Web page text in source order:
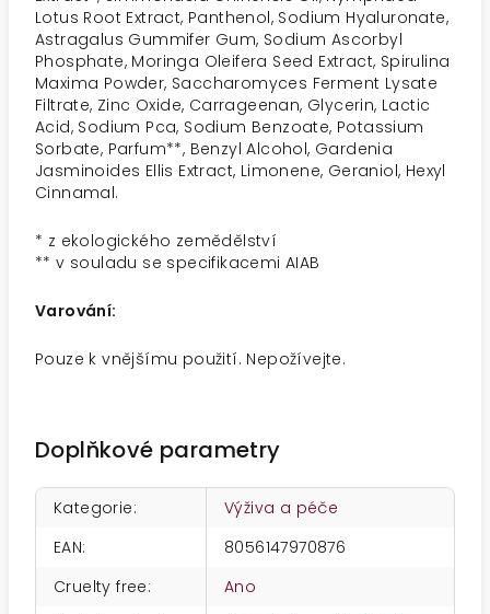
Lotus Root Extract, Panthenol, Sodium Hyaluronate,
Astragalus Gummifer Gum, Sodium Ascorbyl
Phosphate, Moringa Oleifera Seed Extract, Spirulina
Maxima Powder, Saccharomyces Ferment Lysate
Filtrate, Zinc Oxide, Carrageenan, Glycerin, Lactic
Acid, Sodium Pca, Sodium Benzoate, Potassium
Sorbate, Parfum**, Benzyl Alcohol, Gardenia
Jasminoides Ellis Extract, Limonene, Geraniol, Hexyl
Cinnamal.
* z ekologického zemědělství
** v souladu se specifikacemi AIAB
Varování:
Pouze k vnějšímu použití. Nepožívejte.
Doplňkové parametry
Kategorie:
Výživa a péče
EAN:
8056147970876
Cruelty free:
Ano